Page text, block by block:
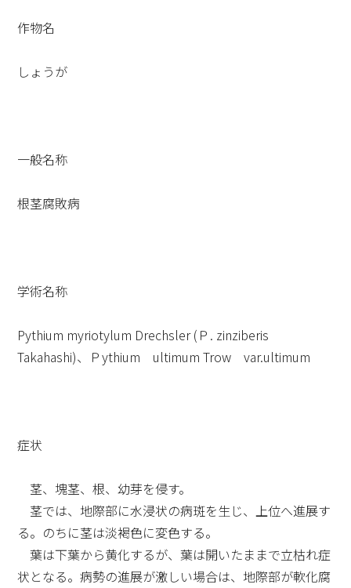
作物名
しょうが
一般名称
根茎腐敗病
学術名称
Pythium myriotylum Drechsler (Ｐ. zinziberis
Takahashi)、Ｐythium ultimum Trow var.ultimum
症状
茎、塊茎、根、幼芽を侵す。
茎では、地際部に水浸状の病斑を生じ、上位へ進展す
る。のちに茎は淡褐色に変色する。
葉は下葉から黄化するが、葉は開いたままで立枯れ症
状となる。病勢の進展が激しい場合は、地際部が軟化腐